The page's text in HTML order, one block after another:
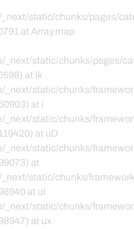
static/chunks/pages/
at Array.map
_next/static/chunks/pages/
at lk
_next/static/chunks/
at i
_next/static/chunks/
at uD
_next/static/chunks/
at
static/chunks/
at uI
_next/static/chunks/
at ux